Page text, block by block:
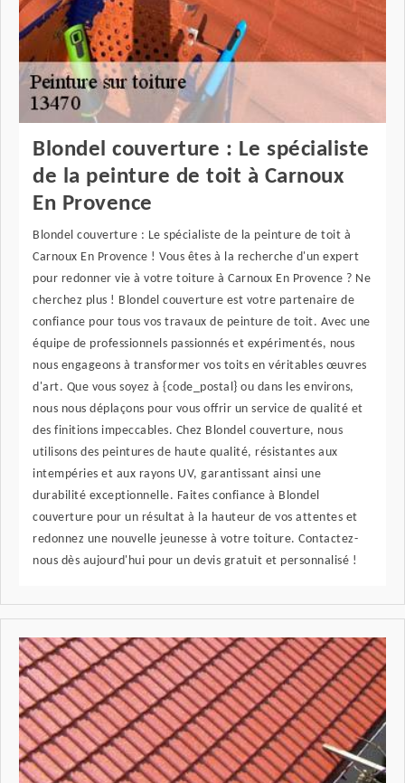
Blondel couverture : Le spécialiste
de la peinture de toit à Carnoux
En Provence
Blondel couverture : Le spécialiste de la peinture de toit à
Carnoux En Provence ! Vous êtes à la recherche d'un expert
pour redonner vie à votre toiture à Carnoux En Provence ? Ne
cherchez plus ! Blondel couverture est votre partenaire de
confiance pour tous vos travaux de peinture de toit. Avec une
équipe de professionnels passionnés et expérimentés, nous
nous engageons à transformer vos toits en véritables œuvres
d'art. Que vous soyez à {code_postal} ou dans les environs,
nous nous déplaçons pour vous offrir un service de qualité et
des finitions impeccables. Chez Blondel couverture, nous
utilisons des peintures de haute qualité, résistantes aux
intempéries et aux rayons UV, garantissant ainsi une
durabilité exceptionnelle. Faites confiance à Blondel
couverture pour un résultat à la hauteur de vos attentes et
redonnez une nouvelle jeunesse à votre toiture. Contactez-
nous dès aujourd'hui pour un devis gratuit et personnalisé !